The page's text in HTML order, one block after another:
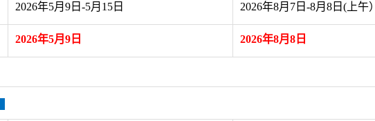
2026年5月9日-5月15 日 2026年8月7日-8月8日(上午）
2026年5月9日 2026年8月8日